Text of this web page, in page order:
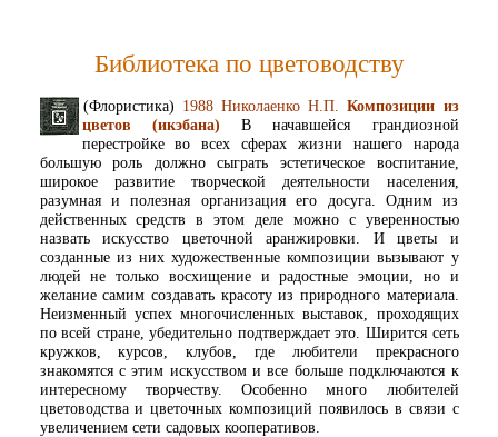
Библиотека по цветоводству
(Флористика) 1988 Николаенко Н.П.Композиции из
цветов (икэбана) В начавшейся грандиозной
перестройке во всех сферах жизни нашего народа
большую роль должно сыграть эстетическое воспитание,
широкое развитие творческой деятельности населения,
разумная и полезная организация его досуга. Одним из
действенных средств в этом деле можно с уверенностью
назвать искусство цветочной аранжировки. И цветы и
созданные из них художественные композиции вызывают у
людей не только восхищение и радостные эмоции, но и
желание самим создавать красоту из природного материала.
Неизменный успех многочисленных выставок, проходящих
по всей стране, убедительно подтверждает это. Ширится сеть
кружков, курсов, клубов, где любители прекрасного
знакомятся с этим искусством и все больше подключаются к
интересному творчеству. Особенно много любителей
цветоводства и цветочных композиций появилось в связи с
увеличением сети садовых кооперативов.